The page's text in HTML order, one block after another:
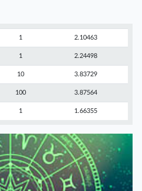
1 2.10463
1 2.24498
10 3.83729
100 3.87564
1 1.66355